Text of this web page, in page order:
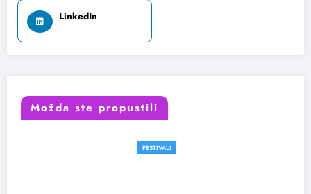
LinkedIn
Možda ste propustili